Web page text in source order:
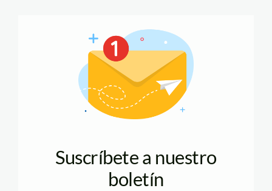
Suscríbete a nuestro
boletín